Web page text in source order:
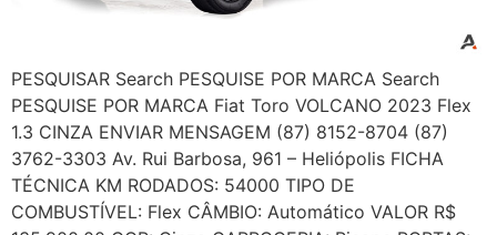
PESQUISAR Search PESQUISE POR MARCA Search
PESQUISE POR MARCA Fiat Toro VOLCANO 2023 Flex
1.3 CINZA ENVIAR MENSAGEM (87) 8152-8704 (87)
3762-3303 Av. Rui Barbosa, 961 – Heliópolis FICHA
TÉCNICA KM RODADOS: 54000 TIPO DE
COMBUSTÍVEL: Flex CÂMBIO: Automático VALOR R$